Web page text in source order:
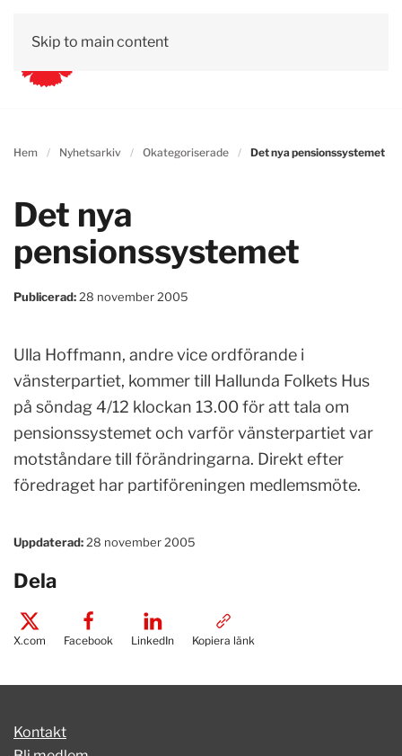
Skip to main content
Hem Nyhetsarkiv Okategoriserade Det nya pensionssystemet
Det nya
pensionssystemet
Publicerad: 28 november 2005
Ulla Hoffmann, andre vice ordförande i
vänsterpartiet, kommer till Hallunda Folkets Hus
på söndag 4/12 klockan 13.00 för att tala om
pensionssystemet och varför vänsterpartiet var
motståndare till förändringarna. Direkt efter
föredraget har partiföreningen medlemsmöte.
Uppdaterad: 28 november 2005
Dela
X.com Facebook LinkedIn Kopiera länk
Kontakt